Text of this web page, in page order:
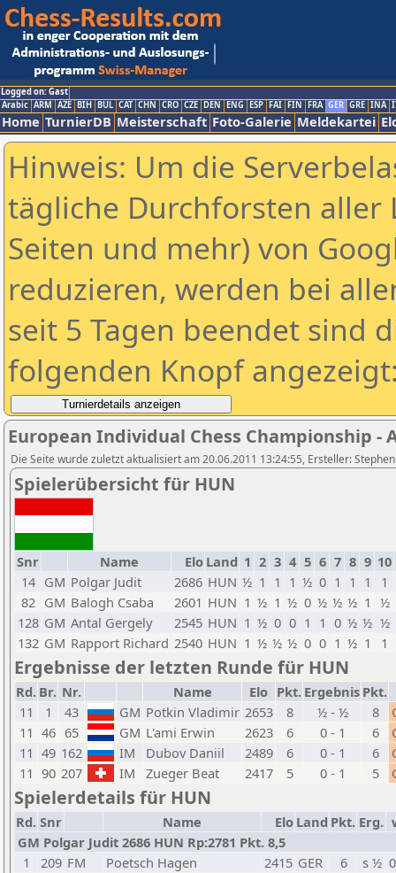
Logged on: Gast
Arabic ARM AZE BIH BUL CAT CHN CRO CZE DEN ENG ESP FAI FIN FRA GER GRE INA
Home TurnierDB Meisterschaft Foto-Galerie Meldekartei
Hinweis: Um die
tägliche Durchforsten aller
Seiten und mehr) von
reduzieren, werden bei
seit 5 Tagen beendet sind
folgenden Knopf
European Individual Chess Championship -
Die Seite wurde zuletzt aktualisiert am 20.06.2011 13:24:55, Ersteller:
Spielerübersicht für HUN
Snr Name Elo Land 1 2 3 4 5 6 7 8 9 10
14 GM Polgar Judit 2686 HUN ½ 1 1 1 ½ 0 1 1 1
1
82 GM Balogh Csaba 2601 HUN 1 ½ 1 ½ 0 ½ ½ ½ 1 ½
128 GM Antal Gergely 2545 HUN 1 ½ 0 0 1 1 0 ½ ½ ½
132 GM Rapport Richard 2540 HUN 1 ½ ½ ½ 0 0 1 ½ 1 1
Ergebnisse der letzten Runde für HUN
Rd. Br. Nr. Name Elo Pkt. Ergebnis Pkt.
11
1 43 GM Potkin Vladimir 2653 8 ½ - ½ 8
11 46 65 GM L'ami Erwin 2623 6 0 - 1 6
11 49 162 IM Dubov Daniil 2489 6 0 - 1 6
11 90 207 IM Zueger Beat 2417 5 0 - 1 5
Spielerdetails für HUN
Rd. Snr Name Elo Land Pkt. Erg.
GM Polgar Judit 2686 HUN Rp:2781 Pkt. 8,5
1
209 FM Poetsch Hagen 2415 GER 6 s ½